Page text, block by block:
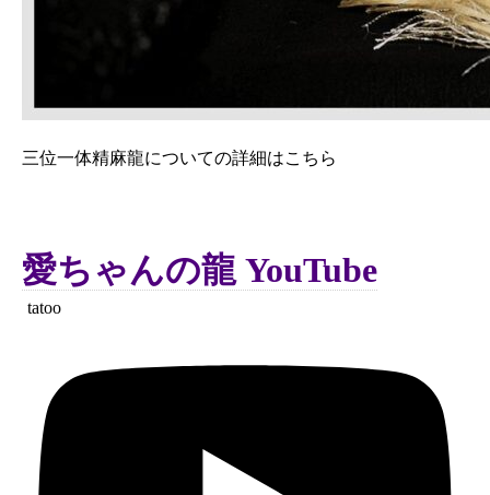
三位一体精麻龍についての詳細はこちら
愛ちゃんの龍 YouTube
tatoo